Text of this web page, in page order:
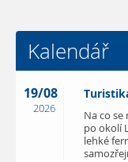
Kalendář
19/08
2026
Na co
po okolí
lehké